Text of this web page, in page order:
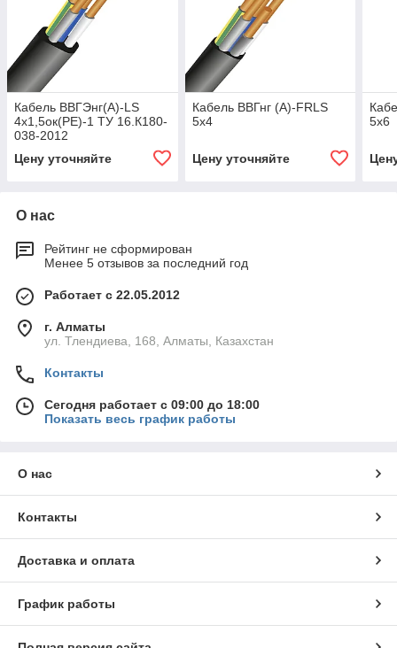
Кабель ВВГЭнг(А)-LS
4х1,5ок(РЕ)-1 ТУ 16.К180-
038-2012
Цену уточняйте
Кабель ВВГнг (А)-FRLS
5х4
Цену уточняйте
5х6
О нас
Рейтинг не сформирован
Менее 5 отзывов за последний год
Работает с 22.05.2012
г. Алматы
ул. Тлендиева, 168, Алматы, Казахстан
Контакты
Сегодня работает с 09:00 до 18:00
Показать весь график работы
О нас
Контакты
Доставка и оплата
График работы